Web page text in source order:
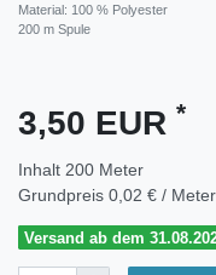
Material: 100 % Polyester
200 m Spule
3,50 EUR *
Inhalt 200 Meter
Grundpreis 0,02 € / Meter
Versand ab dem